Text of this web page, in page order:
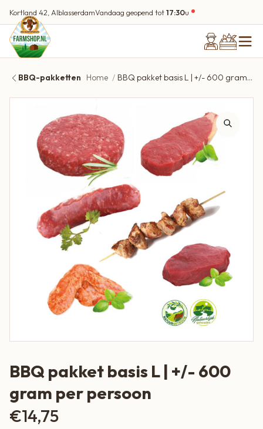
Kortland 42, AlblasserdamVandaag geopend tot17:30u
BBQ-pakketten Home BBQ pakket basis L | +/- 600 gram per persoon
BBQ pakket basis L | +/- 600
gram per persoon
€14,75